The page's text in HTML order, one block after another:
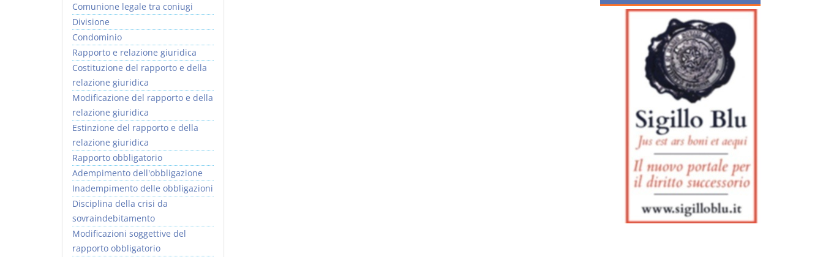
Comunione legale tra coniugi
Divisione
Condominio
Rapporto e relazione giuridica
Costituzione del rapporto e della
relazione giuridica
Modificazione del rapporto e della
relazione giuridica
Estinzione del rapporto e della
relazione giuridica
Rapporto obbligatorio
Adempimento dell'obbligazione
Inadempimento delle obbligazioni
Disciplina della crisi da
sovraindebitamento
Modificazioni soggettive del
rapporto obbligatorio